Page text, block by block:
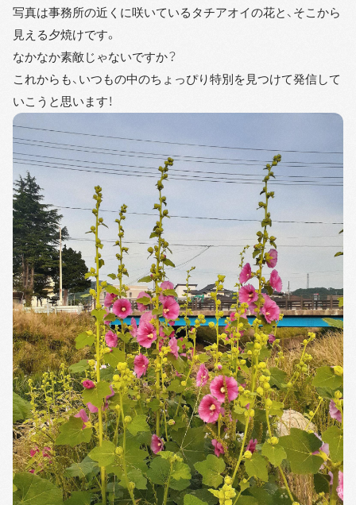
写真は事務所の近くに咲いているタチアオイの花と、そこから
見える夕焼けです。
なかなか素敵じゃないですか？
これからも、いつもの中のちょっぴり特別を見つけて発信して
いこうと思います！